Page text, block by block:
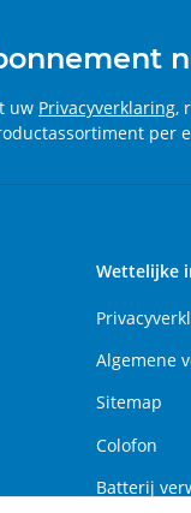
uw Privacyverklaring,
per
Wettelijke
Algemene
Sitemap
Colofon
Batterij